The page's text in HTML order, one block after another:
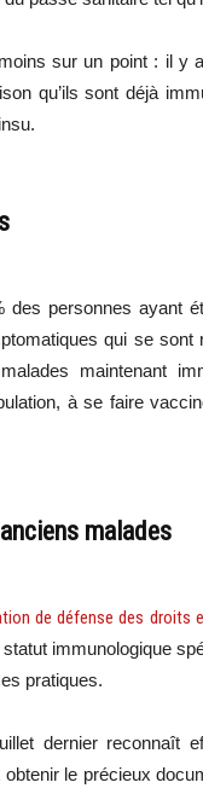
sur un point : il y
qu’ils sont déjà
des personnes ayant
qui se sont
maintenant
à se faire
malades
de défense des droits
immunologique
pratiques.
dernier reconnaît
le précieux